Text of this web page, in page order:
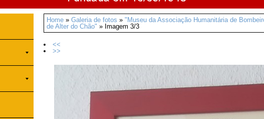
Home » Galeria de fotos » "Museu da Associação Humanitária de
de Alter do Chão" » Imagem 3/3
<<
>>